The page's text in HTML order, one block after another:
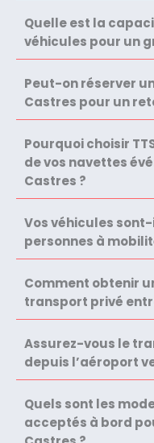
Quelle est la
véhicules pour un
Peut-on réserver
Castres pour un
Pourquoi choisir
de vos navettes
Castres ?
Vos véhicules
personnes à
Comment obtenir
transport privé
Assurez-vous le
depuis l’aéroport
Quels sont les
acceptés à bord